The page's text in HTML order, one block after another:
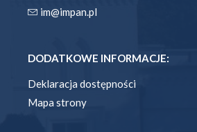
im@impan.pl
DODATKOWE INFORMACJE:
Deklaracja dostępności
Mapa strony